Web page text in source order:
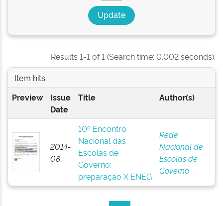
Results 1-1 of 1 (Search time: 0.002 seconds).
Item hits:
Preview
Issue
Date
Title Author(s)
2014-
08
10º Encontro
Nacional das
Escolas de
Governo:
preparação X ENEG
Rede
Nacional de
Escolas de
Governo